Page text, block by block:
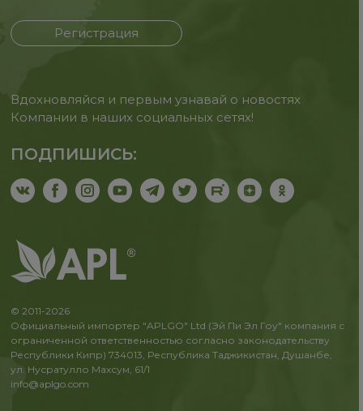
Регистрация
Вдохновляйся и первым узнавай о новостях
Компании в наших социальных сетях!
ПОДПИШИСЬ:
© 2011-2026
Официальный импортер "APLGO" Ltd (Эй Пи Эл Гоу" компания с
ограниченной ответственностью согласно законодательству
Республики Кипр) 734013, Республика Таджикистан, Душанбе,
ул. Нусратулло Махсум, 61/1
info@aplgo.com